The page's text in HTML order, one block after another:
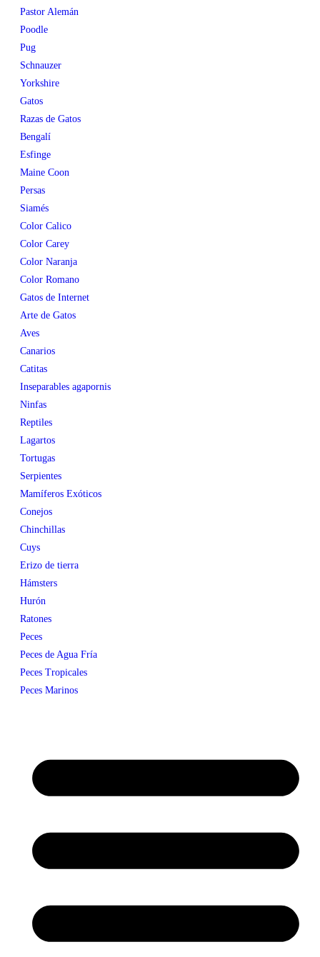
Pastor Alemán
Poodle
Pug
Schnauzer
Yorkshire
Gatos
Razas de Gatos
Bengalí
Esfinge
Maine Coon
Persas
Siamés
Color Calico
Color Carey
Color Naranja
Color Romano
Gatos de Internet
Arte de Gatos
Aves
Canarios
Catitas
Inseparables agapornis
Ninfas
Reptiles
Lagartos
Tortugas
Serpientes
Mamíferos Exóticos
Conejos
Chinchillas
Cuys
Erizo de tierra
Hámsters
Hurón
Ratones
Peces
Peces de Agua Fría
Peces Tropicales
Peces Marinos